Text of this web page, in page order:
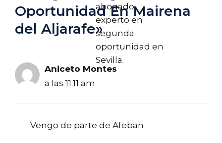
abogado
experto en
segunda
oportunidad en
Sevilla.
Oportunidad En Mairena
del Aljarafe»
Aniceto Montes
a las 11:11 am
Vengo de parte de Afeban